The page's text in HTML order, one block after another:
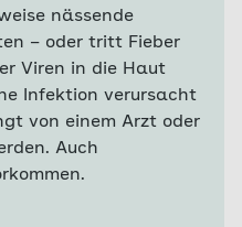
nässende
– oder tritt Fieber
Viren in die Haut
Infektion verursacht
von einem Arzt oder
Auch